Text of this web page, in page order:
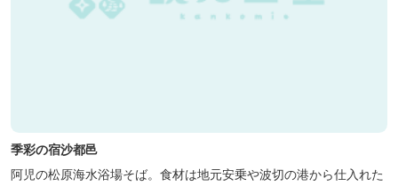
季彩の宿沙都邑
阿児の松原海水浴場そば。食材は地元安乗や波切の港から仕入れた